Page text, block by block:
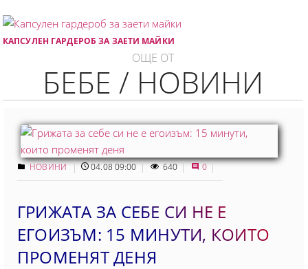
КАПСУЛЕН ГАРДЕРОБ ЗА ЗАЕТИ МАЙКИ
ОЩЕ ОТ
БЕБЕ / НОВИНИ
НОВИНИ 04.08 09:00 640 0
ГРИЖАТА ЗА СЕБЕ СИ НЕ Е
ЕГОИЗЪМ: 15 МИНУТИ, КОИТO
ПРОМЕНЯТ ДЕНЯ